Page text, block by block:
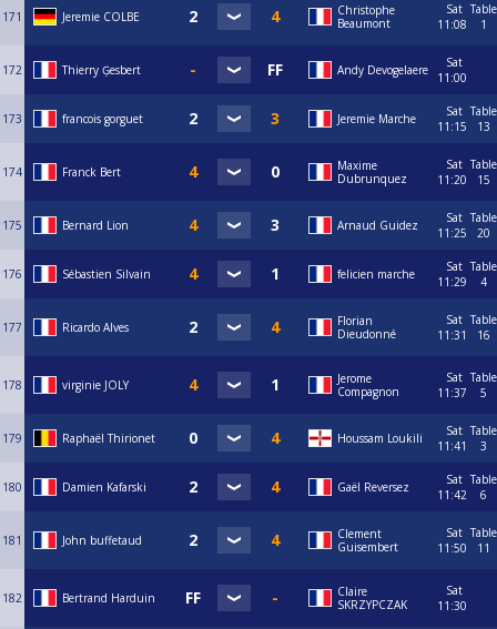
171 Jeremie COLBE
Christophe
Beaumont
Sat
11:08
Table
1
172 Thierry Ģesbert Andy Devogelaere
Sat
11:00
173 francois gorguet Jeremie Marche
Sat
11:15
Table
13
174 Franck Bert
Maxime
Dubrunquez
Sat
11:20
Table
15
175 Bernard Lion Arnaud Guidez
Sat
11:25
Table
20
176 Sébastien Silvain felicien marche
Sat
11:29
Table
4
177 Ricardo Alves
Florian
Dieudonné
Sat
11:31
Table
16
178 virginie JOLY
Jerome
Compagnon
Sat
11:37
Table
5
179 Raphaël Thirionet Houssam Loukili
Sat
11:41
Table
3
180 Damien Kafarski Gaël Reversez
Sat
11:42
Table
6
181 John buffetaud
Clement
Guisembert
Sat
11:50
Table
11
182 Bertrand Harduin
Claire
SKRZYPCZAK
Sat
11:30